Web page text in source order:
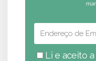
Li e aceito a